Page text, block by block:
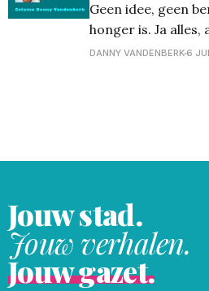
Geen idee, geen
honger is. Ja alles,
gelukkig maken.
DANNY VANDENBERK 6
Jouw stad.
Jouw verhalen.
Jouw gazet.